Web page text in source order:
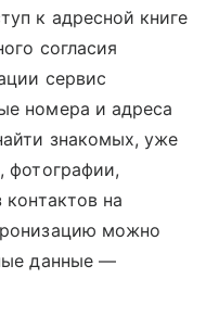
к адресной книге
согласия
сервис
номера и адреса
знакомых, уже
фотографии,
на
можно
данные —